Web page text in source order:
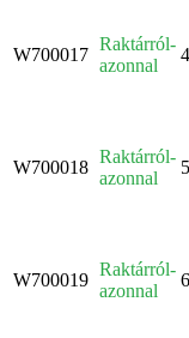
W700017
Raktárról-
azonnal
4
W700018
Raktárról-
azonnal
5
W700019
Raktárról-
azonnal
6